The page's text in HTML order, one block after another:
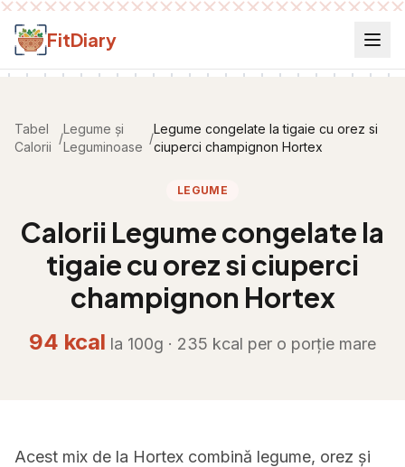
Salt la conținut
FitDiary
Tabel
Calorii
/
Legume și
Leguminoase
/
Legume congelate la tigaie cu orez si
ciuperci champignon Hortex
LEGUME
Calorii Legume congelate la
tigaie cu orez si ciuperci
champignon Hortex
94 kcal la 100g · 235 kcal per o porție mare
Acest mix de la Hortex combină legume, orez și